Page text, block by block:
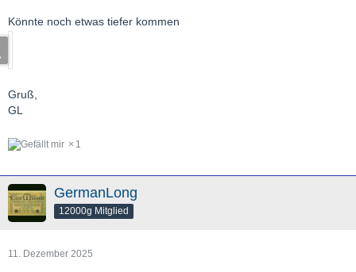
Könnte noch etwas tiefer kommen
Gruß,
GL
1
GermanLong
12000g Mitglied
11. Dezember 2025